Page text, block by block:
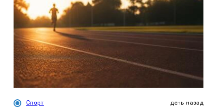
Спорт день назад